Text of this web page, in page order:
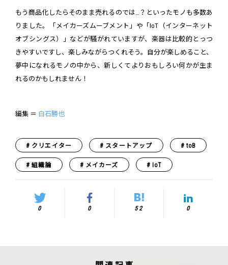
もう商品化したらそのまま売れるのでは…？といったモノも多数あ
りました。「メイカーズムーブメント」や「IoT（インターネット
オブシングス）」などが騒がれていますが、楽器は比較的とっつ
きやすいですし、楽しみながらつくれそう。自分が楽しめること、
夢中になれるモノの中から、新しくてよりおもしろい何かが生ま
れるのかもしれません！
編集 ＝ 白石勝也
クリエイター スタートアップ toB
組織論 メイカーズ IoT
0 0 52 0